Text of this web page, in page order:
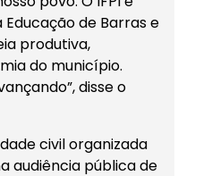
de Barras e
produtiva,
do município.
disse o
civil organizada
audiência pública de